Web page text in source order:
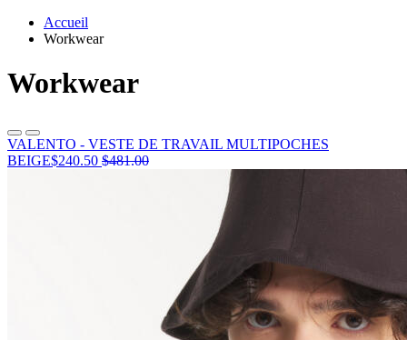
Accueil
Workwear
Workwear
VALENTO - VESTE DE TRAVAIL MULTIPOCHES
BEIGE$240.50 $481.00